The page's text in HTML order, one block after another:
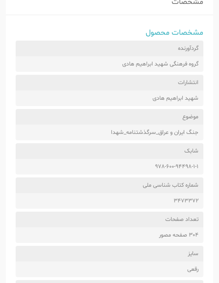
مشخصات محصول
گردآورنده
گروه فرهنگی شهید ابراهیم هادی
انتشارات
شهید ابراهیم هادی
موضوع
جنگ ایران و عراق_سرگذشتنامه_شهدا
شابک
978-600-94498-1-1
شماره کتاب شناسی ملی
3473372
تعداد صفحات
304 صفحه مصور
سایز
رقعی